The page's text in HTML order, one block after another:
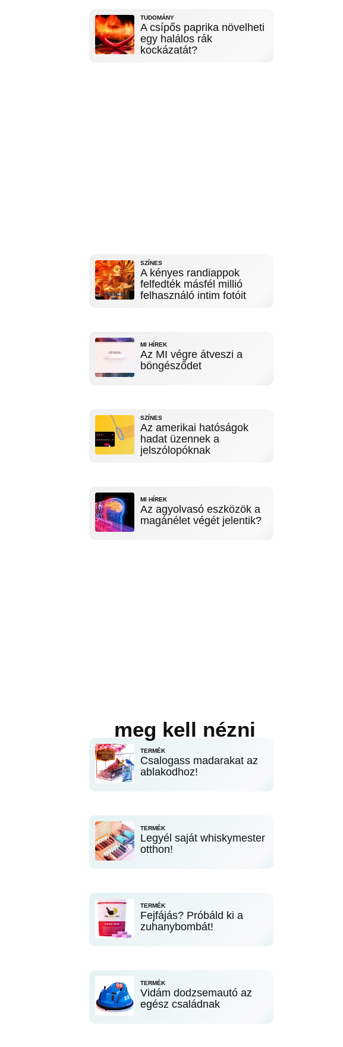
TUDOMÁNY
A csípős paprika növelheti
egy halálos rák
kockázatát?
SZÍNES
A kényes randiappok
felfedték másfél millió
felhasználó intim fotóit
MI HÍREK
Az MI végre átveszi a
böngésződet
SZÍNES
Az amerikai hatóságok
hadat üzennek a
jelszólopóknak
MI HÍREK
Az agyolvasó eszközök a
magánélet végét jelentik?
meg kell nézni
TERMÉK
Csalogass madarakat az
ablakodhoz!
TERMÉK
Legyél saját whiskymester
otthon!
TERMÉK
Fejfájás? Próbáld ki a
zuhanybombát!
TERMÉK
Vidám dodzsemautó az
egész családnak